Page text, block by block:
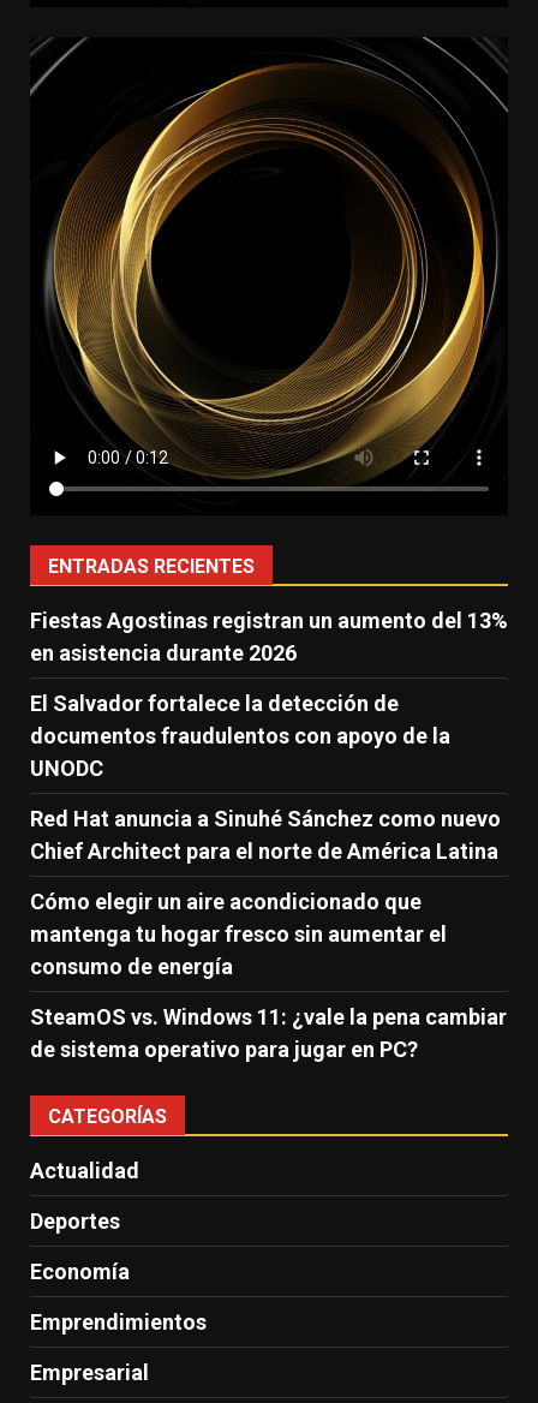
ENTRADAS RECIENTES
Fiestas Agostinas registran un aumento del 13%
en asistencia durante 2026
El Salvador fortalece la detección de
documentos fraudulentos con apoyo de la
UNODC
Red Hat anuncia a Sinuhé Sánchez como nuevo
Chief Architect para el norte de América Latina
Cómo elegir un aire acondicionado que
mantenga tu hogar fresco sin aumentar el
consumo de energía
SteamOS vs. Windows 11: ¿vale la pena cambiar
de sistema operativo para jugar en PC?
CATEGORÍAS
Actualidad
Deportes
Economía
Emprendimientos
Empresarial